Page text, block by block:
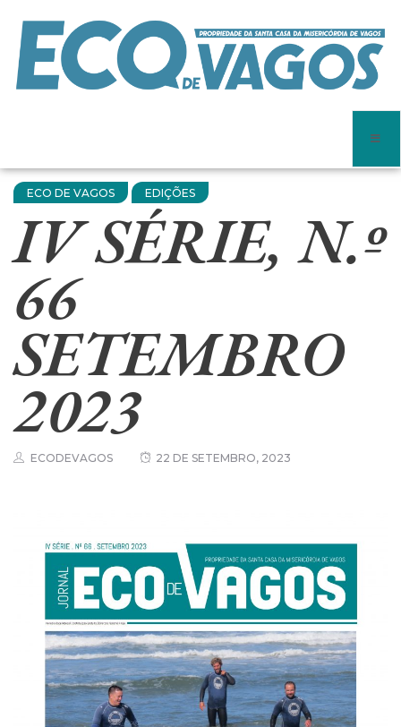
ECO DE VAGOS EDIÇÕES
IV SÉRIE, N.º
66
SETEMBRO
2023
ECODEVAGOS 22 DE SETEMBRO, 2023